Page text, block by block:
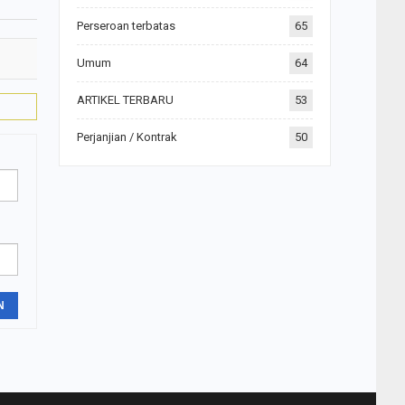
Perseroan terbatas 65
Umum 64
ARTIKEL TERBARU 53
Perjanjian / Kontrak 50